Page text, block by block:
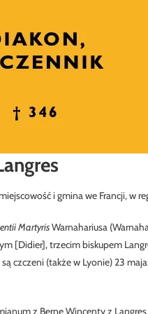
i gmina we Francji, w
MartyrisWarnahariusa
[Didier], trzecim biskupem
czczeni (także w Lyonie) 23
z Berne Wincenty z